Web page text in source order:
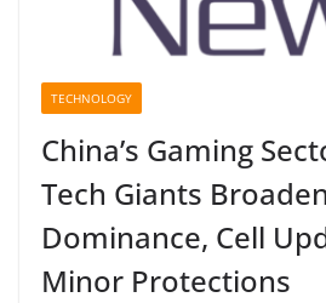
TECHNOLOGY
China’s Gaming
Tech Giants
Dominance, Cell
Minor Protections